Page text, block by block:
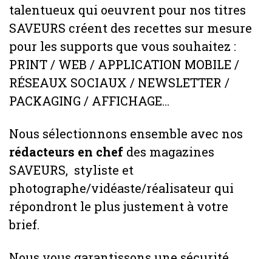
talentueux qui oeuvrent pour nos titres
SAVEURS créent des recettes sur mesure
pour les supports que vous souhaitez :
PRINT / WEB / APPLICATION MOBILE /
RÉSEAUX SOCIAUX / NEWSLETTER /
PACKAGING / AFFICHAGE…
Nous sélectionnons ensemble avec nos
rédacteurs en chef des magazines
SAVEURS, styliste et
photographe/vidéaste/réalisateur qui
répondront le plus justement à votre
brief.